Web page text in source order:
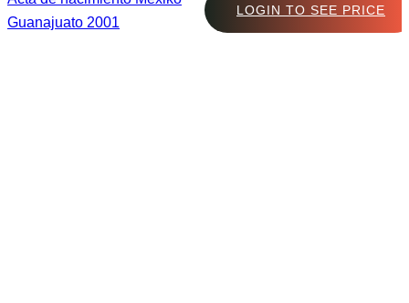
Guanajuato 2001
LOGIN TO SEE PRICE